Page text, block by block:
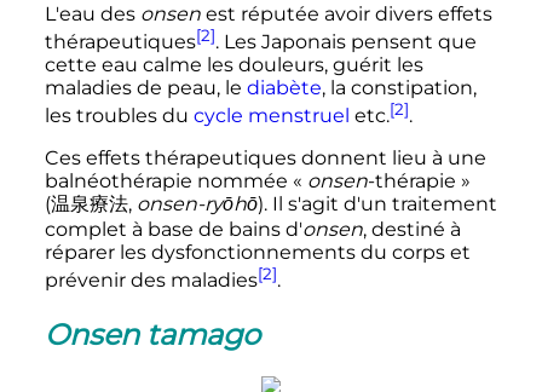
L'eau des onsenest réputée avoir divers effets
thérapeutiques[2]. Les Japonais pensent que
cette eau calme les douleurs, guérit les
maladies de peau, le diabète, la constipation,
les troubles du cycle menstruel etc.[2].
Ces effets thérapeutiques donnent lieu à une
balnéothérapie nommée « onsen-thérapie »
(温泉療法, onsen-ryōhō). Il s'agit d'un traitement
complet à base de bains d'onsen, destiné à
réparer les dysfonctionnements du corps et
prévenir des maladies[2].
Onsen tamago